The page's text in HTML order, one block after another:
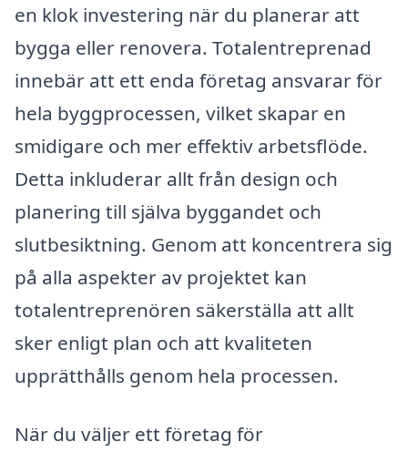
en klok investering när du planerar att
bygga eller renovera. Totalentreprenad
innebär att ett enda företag ansvarar för
hela byggprocessen, vilket skapar en
smidigare och mer effektiv arbetsflöde.
Detta inkluderar allt från design och
planering till själva byggandet och
slutbesiktning. Genom att koncentrera sig
på alla aspekter av projektet kan
totalentreprenören säkerställa att allt
sker enligt plan och att kvaliteten
upprätthålls genom hela processen.
När du väljer ett företag för